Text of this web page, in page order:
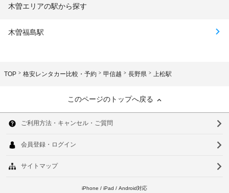
木曽エリアの駅から探す
木曽福島駅
TOP 格安レンタカー比較・予約 甲信越 長野県 上松駅
このページのトップへ戻る